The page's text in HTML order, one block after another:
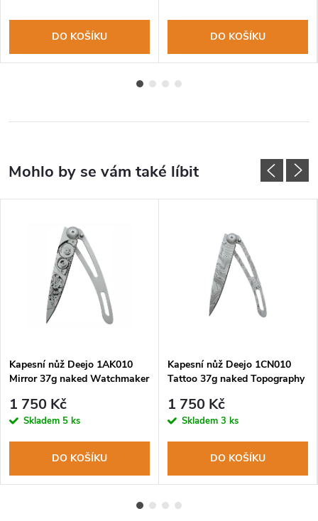
DO KOŠÍKU DO KOŠÍKU
Kapesní nůž Deejo 1AK010
Mirror 37g naked Watchmaker
1 750 Kč
Skladem 5 ks
DO KOŠÍKU
Kapesní nůž Deejo 1CN010
Tattoo 37g naked Topography
1 750 Kč
Skladem 3 ks
DO KOŠÍKU